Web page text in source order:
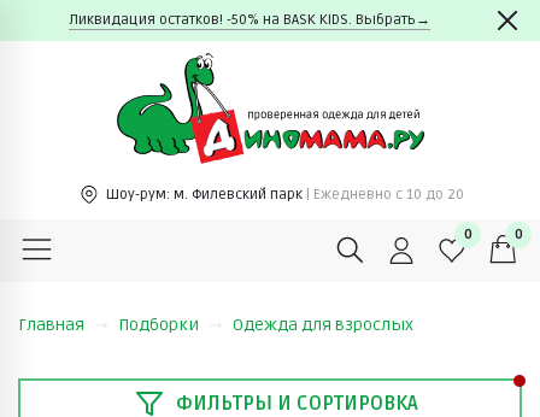
Ликвидация остатков! -50% на BASK KIDS. Выбрать→
Шоу-рум: м. Филевский парк | Ежедневно c 10 до 20
0 0
Главная Подборки Одежда для взрослых
ФИЛЬТРЫ И СОРТИРОВКА